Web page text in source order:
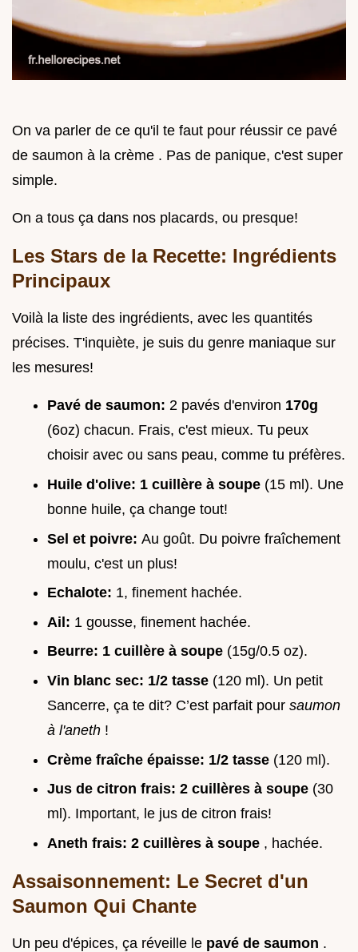
On va parler de ce qu'il te faut pour réussir ce pavé
de saumon à la crème . Pas de panique, c'est super
simple.
On a tous ça dans nos placards, ou presque!
Les Stars de la Recette: Ingrédients
Principaux
Voilà la liste des ingrédients, avec les quantités
précises. T'inquiète, je suis du genre maniaque sur
les mesures!
Pavé de saumon: 2 pavés d'environ 170g
(6oz) chacun. Frais, c'est mieux. Tu peux
choisir avec ou sans peau, comme tu préfères.
Huile d'olive: 1 cuillère à soupe (15 ml). Une
bonne huile, ça change tout!
Sel et poivre: Au goût. Du poivre fraîchement
moulu, c'est un plus!
Echalote: 1, finement hachée.
Ail: 1 gousse, finement hachée.
Beurre: 1 cuillère à soupe (15g/0.5 oz).
Vin blanc sec: 1/2 tasse (120 ml). Un petit
Sancerre, ça te dit? C’est parfait pour saumon
à l'aneth !
Crème fraîche épaisse: 1/2 tasse (120 ml).
Jus de citron frais: 2 cuillères à soupe (30
ml). Important, le jus de citron frais!
Aneth frais: 2 cuillères à soupe , hachée.
Assaisonnement: Le Secret d'un
Saumon Qui Chante
Un peu d'épices, ça réveille le pavé de saumon .